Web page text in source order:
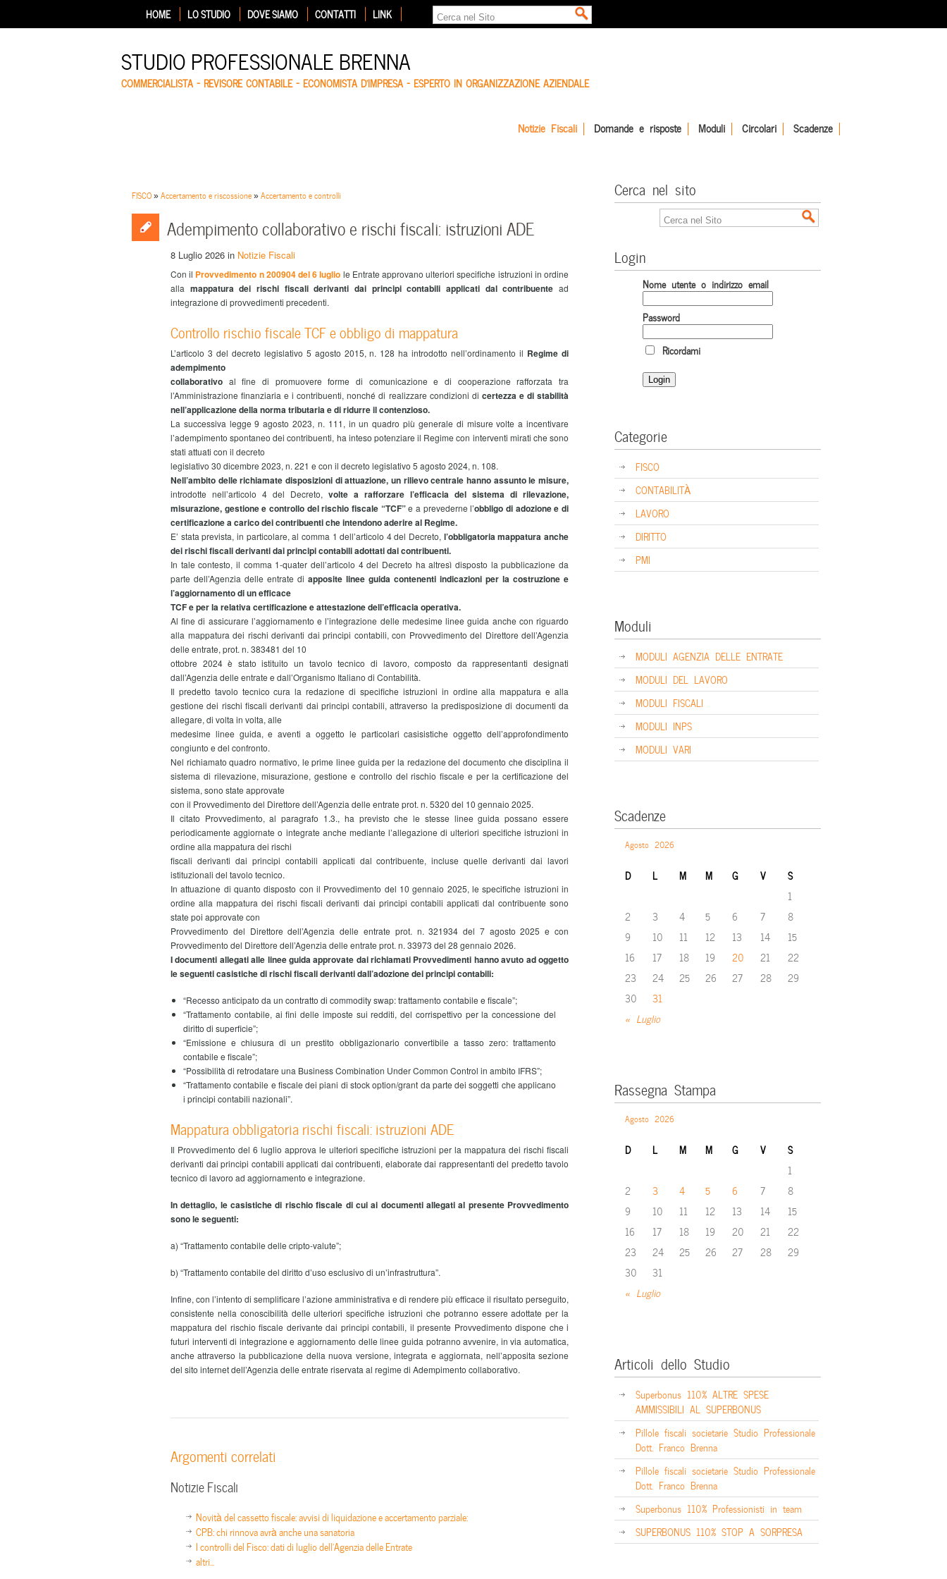
HOME LO STUDIO DOVE SIAMO CONTATTI LINK
STUDIO PROFESSIONALE BRENNA
COMMERCIALISTA – REVISORE CONTABILE – ECONOMISTA D'IMPRESA – ESPERTO IN ORGANIZZAZIONE AZIENDALE
Notizie Fiscali Domande e risposte Moduli Circolari Scadenze
FISCO»Accertamento e riscossione»Accertamento e controlli
Adempimento collaborativo e rischi fiscali: istruzioni ADE
8 Luglio 2026 in Notizie Fiscali
Con il Provvedimento n 200904 del 6 luglio le Entrate approvano ulteriori specifiche istruzioni in ordine
alla mappatura dei rischi fiscali derivanti dai principi contabili applicati dal contribuentead
integrazione di provvedimenti precedenti.
Controllo rischio fiscale TCF e obbligo di mappatura
L’articolo 3 del decreto legislativo 5 agosto 2015, n. 128 ha introdotto nell’ordinamento il Regime di
adempimento
collaborativo al fine di promuovere forme di comunicazione e di cooperazione rafforzata tra
l’Amministrazione finanziaria e i contribuenti, nonché di realizzare condizioni di certezza e di stabilità
nell’applicazione della norma tributaria e di ridurre il contenzioso.
La successiva legge 9 agosto 2023, n. 111, in un quadro più generale di misure volte a incentivare
l’adempimento spontaneo dei contribuenti, ha inteso potenziare il Regime con interventi mirati che sono
stati attuati con il decreto
legislativo 30 dicembre 2023, n. 221 e con il decreto legislativo 5 agosto 2024, n. 108.
Nell’ambito delle richiamate disposizioni di attuazione, un rilievo centrale hanno assunto le misure,
introdotte nell’articolo 4 del Decreto, volte a rafforzare l’efficacia del sistema di rilevazione,
misurazione, gestione e controllo del rischio fiscale “TCF”e a prevederne l’obbligo di adozione e di
certificazione a carico dei contribuenti che intendono aderire al Regime.
E’ stata prevista, in particolare, al comma 1 dell’articolo 4 del Decreto, l’obbligatoria mappatura anche
dei rischi fiscali derivanti dai principi contabili adottati dai contribuenti.
In tale contesto, il comma 1-quater dell’articolo 4 del Decreto ha altresì disposto la pubblicazione da
parte dell’Agenzia delle entrate di apposite linee guida contenenti indicazioni per la costruzione e
l’aggiornamento di un efficace
TCF e per la relativa certificazione e attestazione dell’efficacia operativa.
Al fine di assicurare l’aggiornamento e l’integrazione delle medesime linee guida anche con riguardo
alla mappatura dei rischi derivanti dai principi contabili, con Provvedimento del Direttore dell’Agenzia
delle entrate, prot. n. 383481 del 10
ottobre 2024 è stato istituito un tavolo tecnico di lavoro, composto da rappresentanti designati
dall’Agenzia delle entrate e dall’Organismo Italiano di Contabilità.
Il predetto tavolo tecnico cura la redazione di specifiche istruzioni in ordine alla mappatura e alla
gestione dei rischi fiscali derivanti dai principi contabili, attraverso la predisposizione di documenti da
allegare, di volta in volta, alle
medesime linee guida, e aventi a oggetto le particolari casisistiche oggetto dell’approfondimento
congiunto e del confronto.
Nel richiamato quadro normativo, le prime linee guida per la redazione del documento che disciplina il
sistema di rilevazione, misurazione, gestione e controllo del rischio fiscale e per la certificazione del
sistema, sono state approvate
con il Provvedimento del Direttore dell’Agenzia delle entrate prot. n. 5320 del 10 gennaio 2025.
Il citato Provvedimento, al paragrafo 1.3., ha previsto che le stesse linee guida possano essere
periodicamente aggiornate o integrate anche mediante l’allegazione di ulteriori specifiche istruzioni in
ordine alla mappatura dei rischi
fiscali derivanti dai principi contabili applicati dal contribuente, incluse quelle derivanti dai lavori
istituzionali del tavolo tecnico.
In attuazione di quanto disposto con il Provvedimento del 10 gennaio 2025, le specifiche istruzioni in
ordine alla mappatura dei rischi fiscali derivanti dai principi contabili applicati dal contribuente sono
state poi approvate con
Provvedimento del Direttore dell’Agenzia delle entrate prot. n. 321934 del 7 agosto 2025 e con
Provvedimento del Direttore dell’Agenzia delle entrate prot. n. 33973 del 28 gennaio 2026.
I documenti allegati alle linee guida approvate dai richiamati Provvedimenti hanno avuto ad oggetto
le seguenti casistiche di rischi fiscali derivanti dall’adozione dei principi contabili:
“Recesso anticipato da un contratto di commodity swap: trattamento contabile e fiscale”;
“Trattamento contabile, ai fini delle imposte sui redditi, del corrispettivo per la concessione del
diritto di superficie”;
“Emissione e chiusura di un prestito obbligazionario convertibile a tasso zero: trattamento
contabile e fiscale”;
“Possibilità di retrodatare una Business Combination Under Common Control in ambito IFRS”;
“Trattamento contabile e fiscale dei piani di stock option/grant da parte dei soggetti che applicano
i principi contabili nazionali”.
Mappatura obbligatoria rischi fiscali: istruzioni ADE
Il Provvedimento del 6 luglio approva le ulteriori specifiche istruzioni per la mappatura dei rischi fiscali
derivanti dai principi contabili applicati dai contribuenti, elaborate dai rappresentanti del predetto tavolo
tecnico di lavoro ad aggiornamento e integrazione.
In dettaglio, le casistiche di rischio fiscale di cui ai documenti allegati al presente Provvedimento
sono le seguenti:
a) “Trattamento contabile delle cripto-valute”;
b) “Trattamento contabile del diritto d’uso esclusivo di un’infrastruttura”.
Infine, con l’intento di semplificare l’azione amministrativa e di rendere più efficace il risultato perseguito,
consistente nella conoscibilità delle ulteriori specifiche istruzioni che potranno essere adottate per la
mappatura del rischio fiscale derivante dai principi contabili, il presente Provvedimento dispone che i
futuri interventi di integrazione e aggiornamento delle linee guida potranno avvenire, in via automatica,
anche attraverso la pubblicazione della nuova versione, integrata e aggiornata, nell’apposita sezione
del sito internet dell’Agenzia delle entrate riservata al regime di Adempimento collaborativo.
Argomenti correlati
Notizie Fiscali
Novità del cassetto fiscale: avvisi di liquidazione e accertamento parziale:
CPB: chi rinnova avrà anche una sanatoria
I controlli del Fisco: dati di luglio dell’Agenzia delle Entrate
altri...
Cerca nel sito
Login
Nome utente o indirizzo email
Password
Ricordami
Categorie
FISCO
CONTABILITÀ
LAVORO
DIRITTO
PMI
Moduli
MODULI AGENZIA DELLE ENTRATE
MODULI DEL LAVORO
MODULI FISCALI
MODULI INPS
MODULI VARI
Scadenze
Agosto 2026
D L M M G V S
« Luglio
1
2
3 4 5 6 7
8
9
10 11 12 13 14
15
16
17 18 19 20 21
22
23
24 25 26 27 28
29
30
31
Rassegna Stampa
Agosto 2026
D L M M G V S
« Luglio
1
2
3 4 5 6 7
8
9
10 11 12 13 14
15
16
17 18 19 20 21
22
23
24 25 26 27 28
29
30
31
Articoli dello Studio
Superbonus 110% ALTRE SPESE
AMMISSIBILI AL SUPERBONUS
Pillole fiscali societarie Studio Professionale
Dott. Franco Brenna
Pillole fiscali societarie Studio Professionale
Dott. Franco Brenna
Superbonus 110% Professionisti in team
SUPERBONUS 110% STOP A SORPRESA